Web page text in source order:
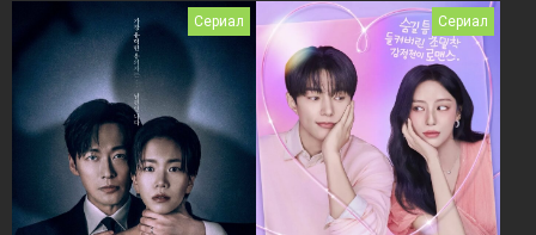
Сериал Сериал